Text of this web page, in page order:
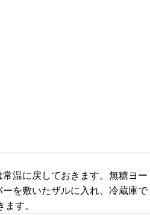
温に戻しておきます。無糖ヨー
を敷いたザルに入れ、冷蔵庫で
す。